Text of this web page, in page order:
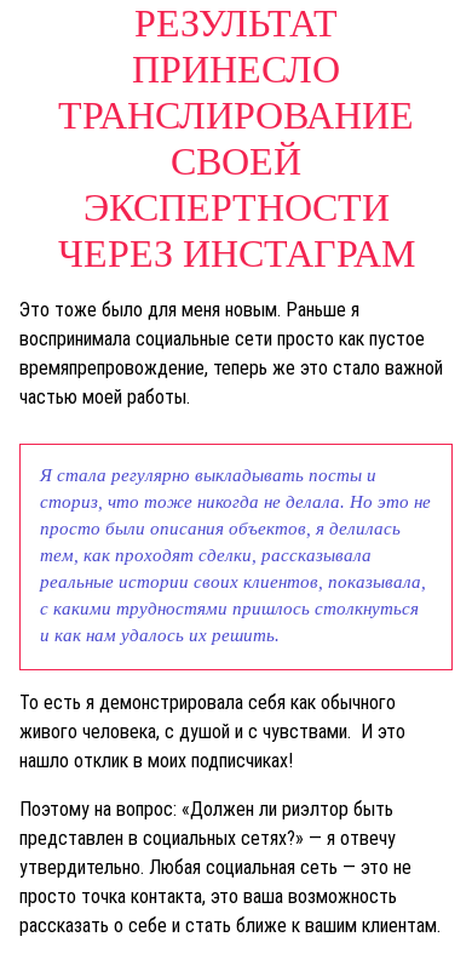
РЕЗУЛЬТАТ
ПРИНЕСЛО
ТРАНСЛИРОВАНИЕ
СВОЕЙ
ЭКСПЕРТНОСТИ
ЧЕРЕЗ ИНСТАГРАМ
Это тоже было для меня новым. Раньше я
воспринимала социальные сети просто как пустое
времяпрепровождение, теперь же это стало важной
частью моей работы.
Я стала регулярно выкладывать посты и
сториз, что тоже никогда не делала. Но это не
просто были описания объектов, я делилась
тем, как проходят сделки, рассказывала
реальные истории своих клиентов, показывала,
с какими трудностями пришлось столкнуться
и как нам удалось их решить.
То есть я демонстрировала себя как обычного
живого человека, с душой и с чувствами. И это
нашло отклик в моих подписчиках!
Поэтому на вопрос: «Должен ли риэлтор быть
представлен в социальных сетях?» — я отвечу
утвердительно. Любая социальная сеть — это не
просто точка контакта, это ваша возможность
рассказать о себе и стать ближе к вашим клиентам.